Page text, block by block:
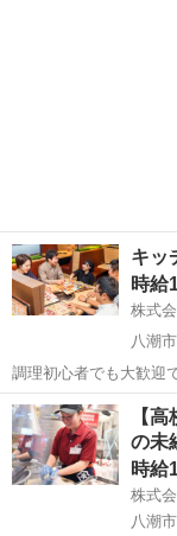
キッ
時給
株式
八潮市
調理初心者でも大歓迎
ないことは何でも聞い
仕事です！ 美味しいまか
容： ★☆美味しい焼肉
埼玉 八潮市 レ
【
の未
時給
八潮市